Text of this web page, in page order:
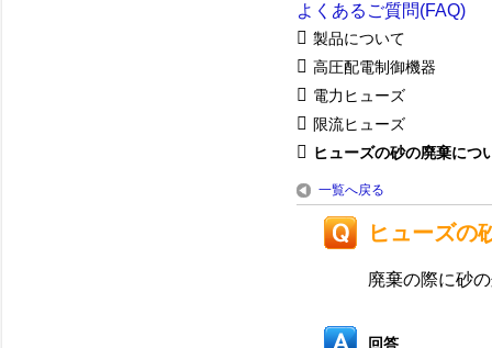
よくあるご質問(FAQ)
製品について
高圧配電制御機器
電力ヒューズ
限流ヒューズ
ヒューズの砂の廃棄につ
一覧へ戻る
ヒューズの
廃棄の際に砂
回答